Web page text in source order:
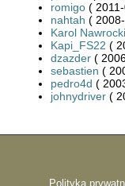
romigo (
nahtah (
Karol Nawrocki
Kapi_FS22 (
dzazder (
sebastien (
pedro4d (
johnydriver (
Polityka